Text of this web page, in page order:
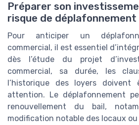
Préparer son
risque de déplafonnement
Pour anticiper un
commercial, il est essentiel
dès l’étude du projet
commercial, sa durée, les
l’historique des loyers doivent
attention. Le déplafonnement
renouvellement du bail,
modification notable des locaux